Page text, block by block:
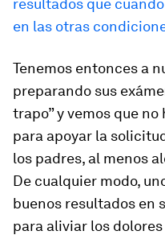
resultados que
en las otras
Tenemos entonces a
preparando sus
trapo” y vemos que
para apoyar la
los padres, al menos
De cualquier modo,
buenos resultados en
para aliviar los